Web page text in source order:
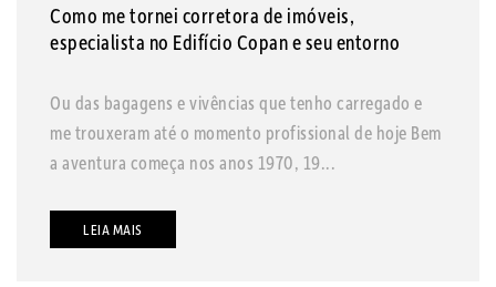
Como me tornei corretora de imóveis,
especialista no Edifício Copan e seu entorno
Ou das bagagens e vivências que tenho carregado e
me trouxeram até o momento profissional de hoje Bem
a aventura começa nos anos 1970, 19...
LEIA MAIS